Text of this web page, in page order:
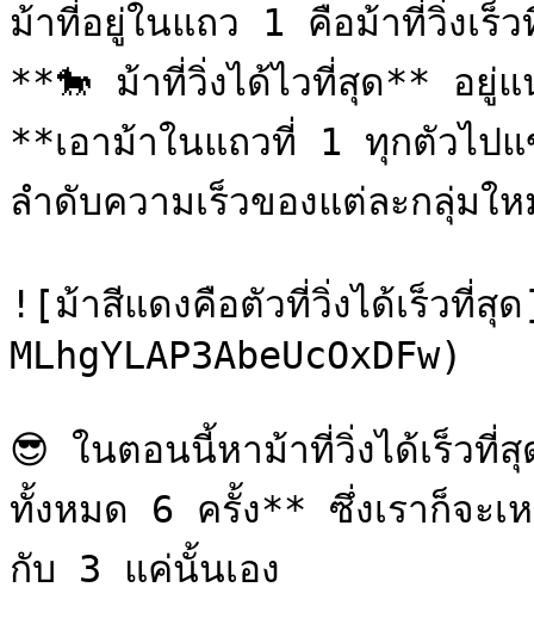
ม้าที่อยู่ในแถว 1 คือม้าที่วิ่งเร็
**🐎 ม้าที่วิ่งได้ไวที่สุด** อยู่แ
**เอาม้าในแถวที่ 1 ทุกตัวไป
ลำดับความเร็วของแต่ละกลุ่ม
![ม้าสีแดงคือตัวที่วิ่งได้เร็ว
MLhgYLAP3AbeUcOxDFw)
😎 ในตอนนี้หาม้าที่วิ่งได้เร็วที่
ทั้งหมด 6 ครั้ง** ซึ่งเราก็จะเ
กับ 3 แค่นั้นเอง